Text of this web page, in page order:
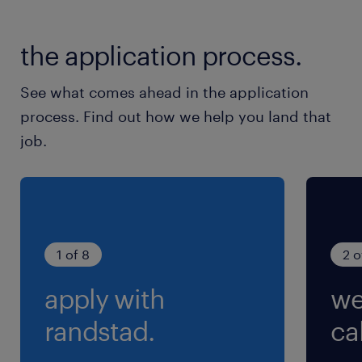
- Prévoyance santé
- Primes et intéressements
Joignez-vous à nous pour profiter de nos
avantages exclusifs, y compris Fast TT, qui
vous garantissent une expérience intérimaire
exceptionnelle.
the application process.
See what comes ahead in the application
process. Find out how we help you land that
job.
1 of 8
apply with
randstad.
2